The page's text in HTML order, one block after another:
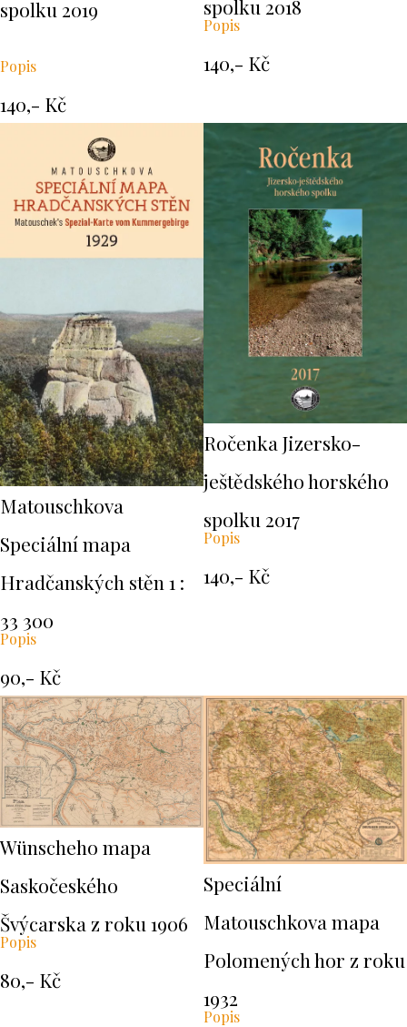
spolku 2019
Popis
140,- Kč
spolku 2018
Popis
140,- Kč
Matouschkova
Speciální mapa
Hradčanských stěn 1 :
33 300
Popis
90,- Kč
Ročenka Jizersko-
ještědského horského
spolku 2017
Popis
140,- Kč
Wünscheho mapa
Saskočeského
Švýcarska z roku 1906
Popis
80,- Kč
Speciální
Matouschkova mapa
Polomených hor z roku
1932
Popis